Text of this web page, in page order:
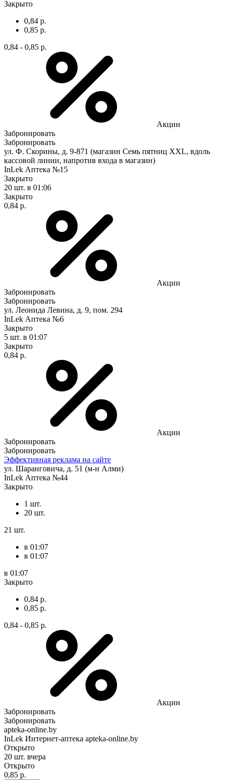
Закрыто
0,84 р.
0,85 р.
0,84 - 0,85 р.
Акции
Забронировать
Забронировать
ул. Ф. Скорины, д. 9-871 (магазин Семь пятниц XXL, вдоль
кассовой линии, напротив входа в магазин)
InLek Аптека №15
Закрыто
20 шт. в 01:06
Закрыто
0,84 р.
Акции
Забронировать
Забронировать
ул. Леонида Левина, д. 9, пом. 294
InLek Аптека №6
Закрыто
5 шт. в 01:07
Закрыто
0,84 р.
Акции
Забронировать
Забронировать
Эффективная реклама на сайте
ул. Шаранговича, д. 51 (м-н Алми)
InLek Аптека №44
Закрыто
1 шт.
20 шт.
21 шт.
в 01:07
в 01:07
в 01:07
Закрыто
0,84 р.
0,85 р.
0,84 - 0,85 р.
Акции
Забронировать
Забронировать
apteka-online.by
InLek Интернет-аптека apteka-online.by
Открыто
20 шт. вчера
Открыто
0,85 р.